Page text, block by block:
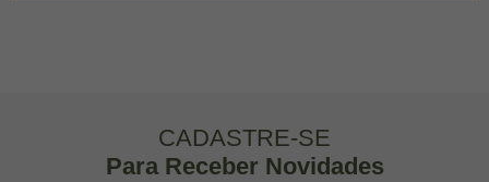
CADASTRE-SE
Para Receber Novidades